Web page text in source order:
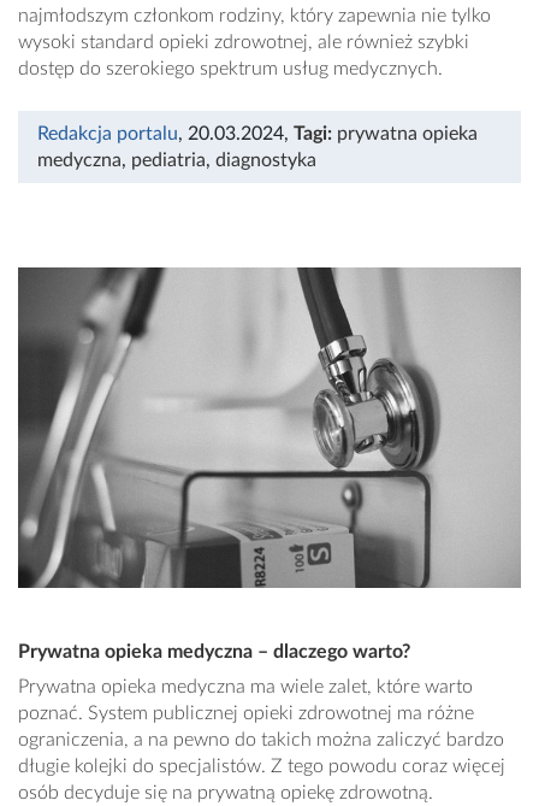
najmłodszym członkom rodziny, który zapewnia nie tylko
wysoki standard opieki zdrowotnej, ale również szybki
dostęp do szerokiego spektrum usług medycznych.
Redakcja portalu, 20.03.2024, Tagi: prywatna opieka
medyczna, pediatria, diagnostyka
Prywatna opieka medyczna – dlaczego warto?
Prywatna opieka medyczna ma wiele zalet, które warto
poznać. System publicznej opieki zdrowotnej ma różne
ograniczenia, a na pewno do takich można zaliczyć bardzo
długie kolejki do specjalistów. Z tego powodu coraz więcej
osób decyduje się na prywatną opiekę zdrowotną.